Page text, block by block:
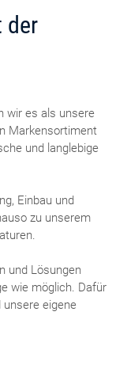
der
wir es als unsere
Markensortiment
und langlebige
Einbau und
zu unserem
und Lösungen
wie möglich. Dafür
eigene